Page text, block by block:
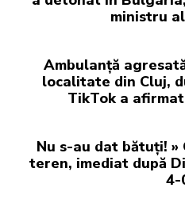
ministru
Ambulanță
localitate din Cluj,
TikTok a
Nu s-au dat bătuți!
teren, imediat după
4-